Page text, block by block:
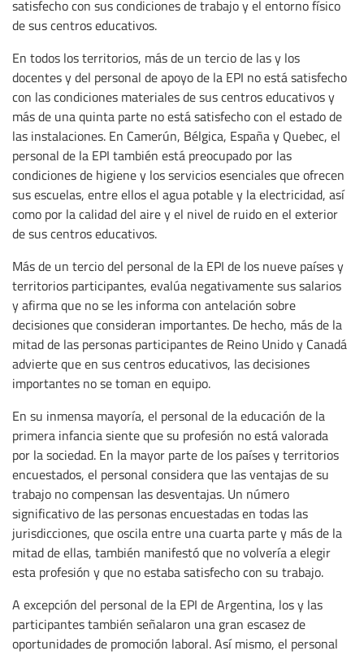
satisfecho con sus condiciones de trabajo y el entorno físico
de sus centros educativos.
En todos los territorios, más de un tercio de las y los
docentes y del personal de apoyo de la EPI no está satisfecho
con las condiciones materiales de sus centros educativos y
más de una quinta parte no está satisfecho con el estado de
las instalaciones. En Camerún, Bélgica, España y Quebec, el
personal de la EPI también está preocupado por las
condiciones de higiene y los servicios esenciales que ofrecen
sus escuelas, entre ellos el agua potable y la electricidad, así
como por la calidad del aire y el nivel de ruido en el exterior
de sus centros educativos.
Más de un tercio del personal de la EPI de los nueve países y
territorios participantes, evalúa negativamente sus salarios
y afirma que no se les informa con antelación sobre
decisiones que consideran importantes. De hecho, más de la
mitad de las personas participantes de Reino Unido y Canadá
advierte que en sus centros educativos, las decisiones
importantes no se toman en equipo.
En su inmensa mayoría, el personal de la educación de la
primera infancia siente que su profesión no está valorada
por la sociedad. En la mayor parte de los países y territorios
encuestados, el personal considera que las ventajas de su
trabajo no compensan las desventajas. Un número
significativo de las personas encuestadas en todas las
jurisdicciones, que oscila entre una cuarta parte y más de la
mitad de ellas, también manifestó que no volvería a elegir
esta profesión y que no estaba satisfecho con su trabajo.
A excepción del personal de la EPI de Argentina, los y las
participantes también señalaron una gran escasez de
oportunidades de promoción laboral. Así mismo, el personal